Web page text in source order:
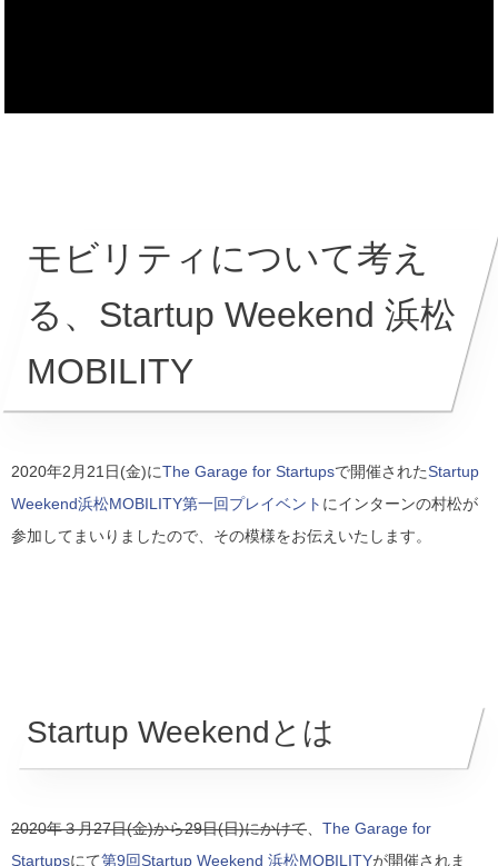
モビリティについて考え
る、Startup Weekend 浜松
MOBILITY
2020年2月21日(金)にThe Garage for Startupsで開催されたStartup
Weekend浜松MOBILITY第一回プレイベント にインターンの村松が
参加してまいりましたので、その模様をお伝えいたします。
Startup Weekendとは
2020年３月27日(金)から29日(日)にかけて
The Garage for
Startupsにて第9回Startup Weekend 浜松MOBILITYが開催されま